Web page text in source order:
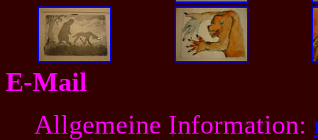
E-Mail
Allgemeine Information: